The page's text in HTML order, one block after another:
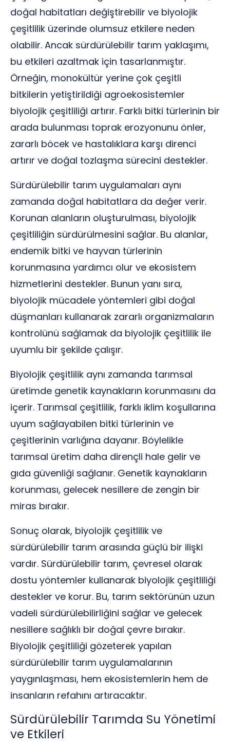
doğal habitatları değiştirebilir ve biyolojik
çeşitlilik üzerinde olumsuz etkilere neden
olabilir. Ancak sürdürülebilir tarım yaklaşımı,
bu etkileri azaltmak için tasarlanmıştır.
Örneğin, monokültür yerine çok çeşitli
bitkilerin yetiştirildiği agroekosistemler
biyolojik çeşitliliği artırır. Farklı bitki türlerinin bir
arada bulunması toprak erozyonunu önler,
zararlı böcek ve hastalıklara karşı direnci
artırır ve doğal tozlaşma sürecini destekler.
Sürdürülebilir tarım uygulamaları aynı
zamanda doğal habitatlara da değer verir.
Korunan alanların oluşturulması, biyolojik
çeşitliliğin sürdürülmesini sağlar. Bu alanlar,
endemik bitki ve hayvan türlerinin
korunmasına yardımcı olur ve ekosistem
hizmetlerini destekler. Bunun yanı sıra,
biyolojik mücadele yöntemleri gibi doğal
düşmanları kullanarak zararlı organizmaların
kontrolünü sağlamak da biyolojik çeşitlilik ile
uyumlu bir şekilde çalışır.
Biyolojik çeşitlilik aynı zamanda tarımsal
üretimde genetik kaynakların korunmasını da
içerir. Tarımsal çeşitlilik, farklı iklim koşullarına
uyum sağlayabilen bitki türlerinin ve
çeşitlerinin varlığına dayanır. Böylelikle
tarımsal üretim daha dirençli hale gelir ve
gıda güvenliği sağlanır. Genetik kaynakların
korunması, gelecek nesillere de zengin bir
miras bırakır.
Sonuç olarak, biyolojik çeşitlilik ve
sürdürülebilir tarım arasında güçlü bir ilişki
vardır. Sürdürülebilir tarım, çevresel olarak
dostu yöntemler kullanarak biyolojik çeşitliliği
destekler ve korur. Bu, tarım sektörünün uzun
vadeli sürdürülebilirliğini sağlar ve gelecek
nesillere sağlıklı bir doğal çevre bırakır.
Biyolojik çeşitliliği gözeterek yapılan
sürdürülebilir tarım uygulamalarının
yaygınlaşması, hem ekosistemlerin hem de
insanların refahını artıracaktır.
Sürdürülebilir Tarımda Su Yönetimi
ve Etkileri